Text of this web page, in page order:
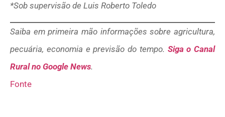
*Sob supervisão de Luis Roberto Toledo
Saiba em primeira mão informações sobre agricultura,
pecuária, economia e previsão do tempo. Siga o Canal
Rural no Google News.
Fonte